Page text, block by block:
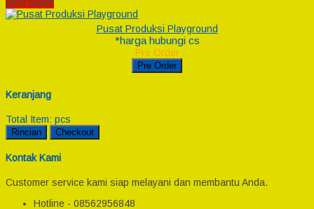
Best Seller
Pusat Produksi Playground
*harga hubungi cs
Pre Order
Pre Order
Keranjang
Total Item: pcs
Rincian Checkout
Kontak Kami
Customer service kami siap melayani dan membantu Anda.
Hotline - 08562956848